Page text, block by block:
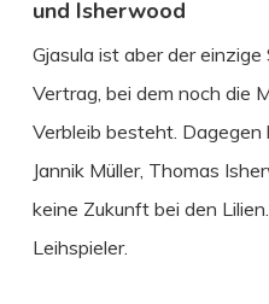
und Isherwood
Gjasula ist aber der
Vertrag, bei dem noch die
Verbleib besteht. Dagegen
Jannik Müller, Thomas
keine Zukunft bei den
Leihspieler.